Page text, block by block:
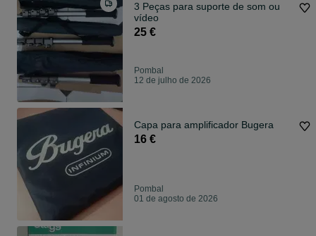
3 Peças para suporte de som ou
vídeo
25 €
Pombal
12 de julho de 2026
Capa para amplificador Bugera
16 €
Pombal
01 de agosto de 2026